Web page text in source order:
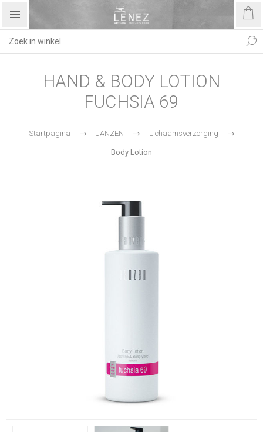
HAND & BODY LOTION
FUCHSIA 69
Startpagina JANZEN Lichaamsverzorging
Body Lotion